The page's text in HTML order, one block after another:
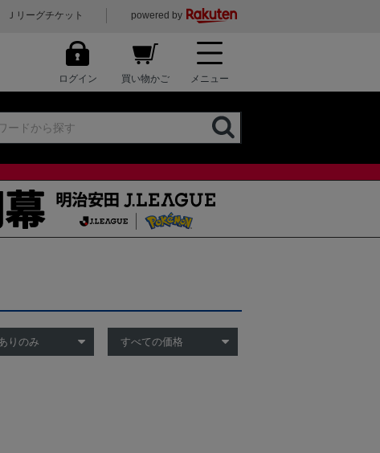
Ｊリーグチケット powered by
ログイン 買い物かご メニュー